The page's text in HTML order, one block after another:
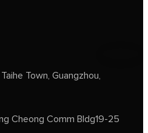
Town, Guangzhou,
Cheong Comm Bldg19-25